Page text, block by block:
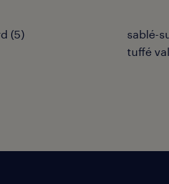
(5)
sablé-
tuffé